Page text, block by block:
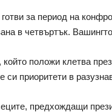
за период на
в четвъртък.
положи клетва
си приоритети в
предхождащи